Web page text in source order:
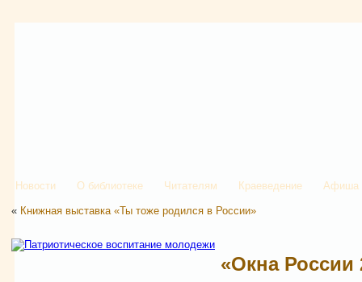
Новости О библиотеке Читателям Краеведение Афиша
« Книжная выставка «Ты тоже родился в России»
«Окна России